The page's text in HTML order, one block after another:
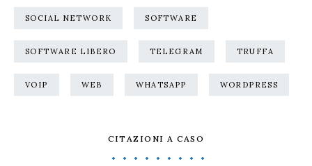
SOCIAL NETWORK SOFTWARE
SOFTWARE LIBERO TELEGRAM TRUFFA
VOIP WEB WHATSAPP WORDPRESS
CITAZIONI A CASO